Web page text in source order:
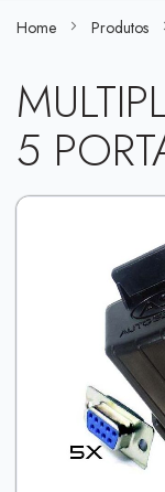
Home Produtos
5
Skip